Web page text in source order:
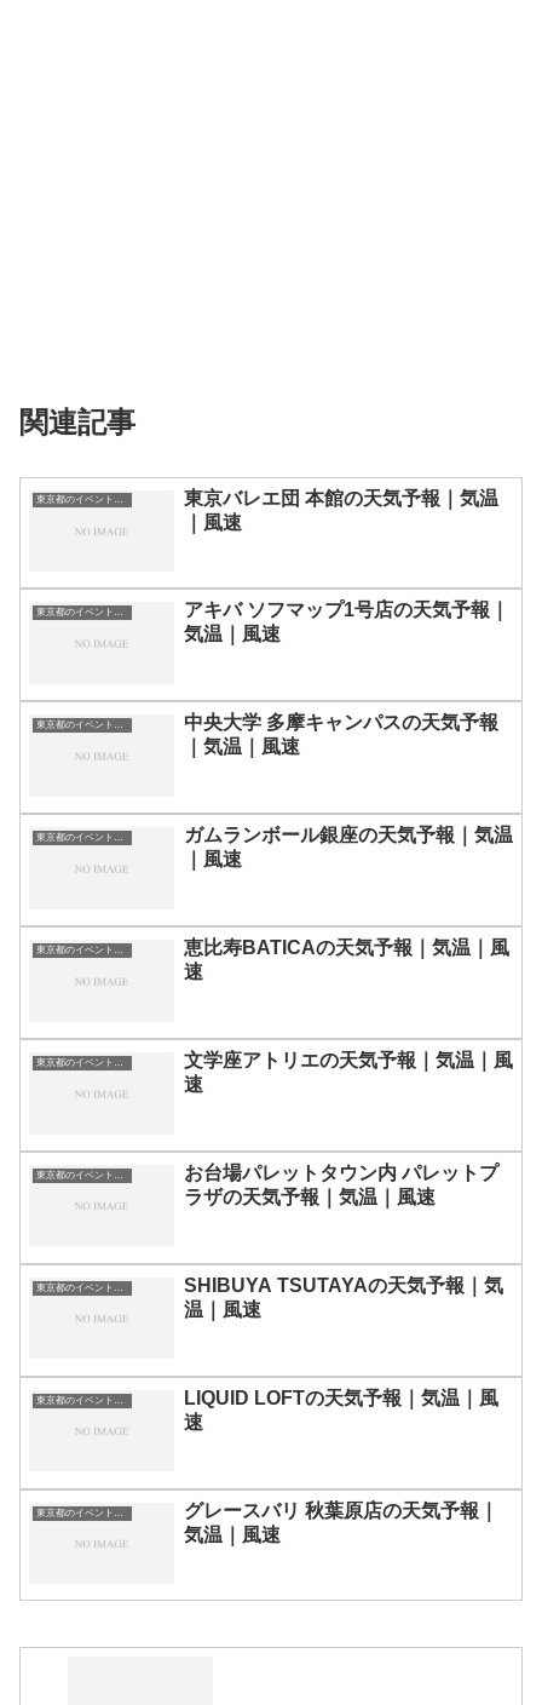
関連記事
東京都のイベント会場一覧
東京バレエ団 本館の天気予報｜気温
｜風速
東京都のイベント会場一覧
アキバ ソフマップ1号店の天気予報｜
気温｜風速
東京都のイベント会場一覧
中央大学 多摩キャンパスの天気予報
｜気温｜風速
東京都のイベント会場一覧
ガムランボール銀座の天気予報｜気温
｜風速
東京都のイベント会場一覧
恵比寿BATICAの天気予報｜気温｜風
速
東京都のイベント会場一覧
文学座アトリエの天気予報｜気温｜風
速
東京都のイベント会場一覧
お台場パレットタウン内 パレットプ
ラザの天気予報｜気温｜風速
SHIBUYA TSUTAYAの天気予報｜気
温｜風速
LIQUID LOFTの天気予報｜気温｜風
速
グレースバリ 秋葉原店の天気予報｜
気温｜風速